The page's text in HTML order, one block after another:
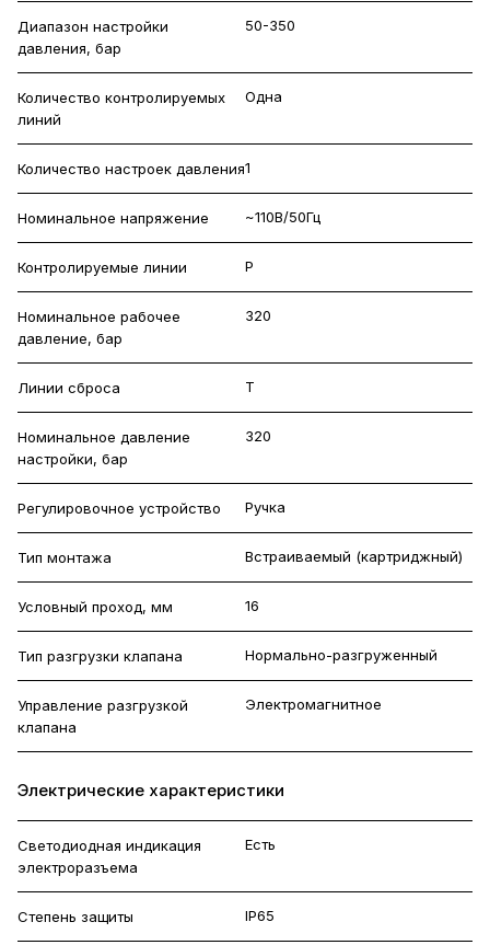
Диапазон настройки
давления, бар
50-350
Количество контролируемых
линий
Одна
Количество настроек давления1
Номинальное напряжение ~110В/50Гц
Контролируемые линии P
Номинальное рабочее
давление, бар
320
Линии сброса T
Номинальное давление
настройки, бар
320
Регулировочное устройство Ручка
Тип монтажа Встраиваемый (картриджный)
Условный проход, мм 16
Тип разгрузки клапана Нормально-разгруженный
Управление разгрузкой
клапана
Электромагнитное
Электрические характеристики
Светодиодная индикация
электроразъема
Есть
Степень защиты IP65